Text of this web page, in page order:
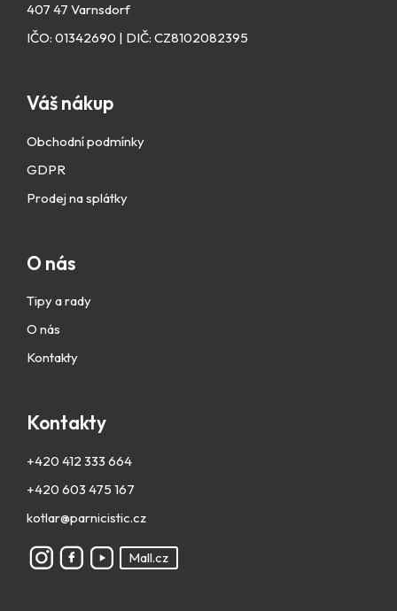
407 47 Varnsdorf
IČO: 01342690 | DIČ: CZ8102082395
Váš nákup
Obchodní podmínky
GDPR
Prodej na splátky
O nás
Tipy a rady
O nás
Kontakty
Kontakty
+420 412 333 664
+420 603 475 167
kotlar@parnicistic.cz
Mall.cz